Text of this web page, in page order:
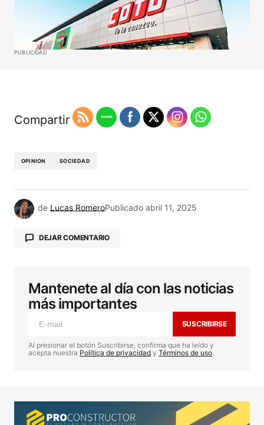
PUBLICIDAD
Compartir
OPINION SOCIEDAD
de Lucas RomeroPublicado abril 11, 2025
DEJAR COMENTARIO
Tu dirección de correo electrónico no será
publicada. Los campos obligatorios están
marcados con *
Comentario*
Your Name*
Mantenete al día con las noticias
más importantes
SUSCRIBIRSE
Al presionar el botón Suscribirse, confirma que ha leído y
acepta nuestra Política de privacidad y Términos de uso.